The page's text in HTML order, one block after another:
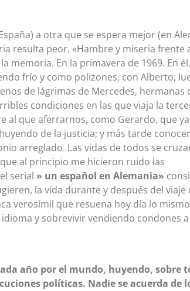
a otra que se espera mejor (en
resulta peor. «Hambre y miseria frente
memoria. En la primavera de 1969. En
frío y como polizones, con Alberto;
de lágrimas de Mercedes, hermanas
condiciones en las que viaja la
que aferrarnos, como Gerardo, que
de la justicia; y más tarde
arreglado. Las vidas de todos se
al principio me hicieron ruido las
serial » un español en Alemania»
la vida durante y después del viaje
verosímil que resuena hoy día lo
y sobrevivir vendiendo condones a
año por el mundo, huyendo, sobre
políticas. Nadie se acuerda de